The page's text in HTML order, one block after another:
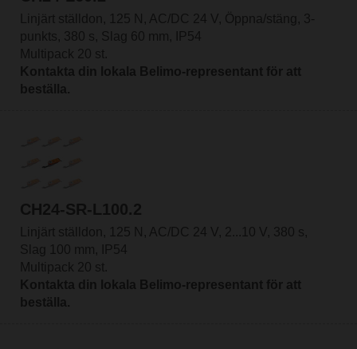
Linjärt ställdon, 125 N, AC/DC 24 V, Öppna/stäng, 3-
punkts, 380 s, Slag 60 mm, IP54
Multipack 20 st.
Kontakta din lokala Belimo-representant för att
beställa.
CH24-SR-L100.2
Linjärt ställdon, 125 N, AC/DC 24 V, 2...10 V, 380 s,
Slag 100 mm, IP54
Multipack 20 st.
Kontakta din lokala Belimo-representant för att
beställa.